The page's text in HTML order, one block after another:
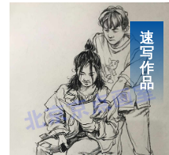
速
写
作
品